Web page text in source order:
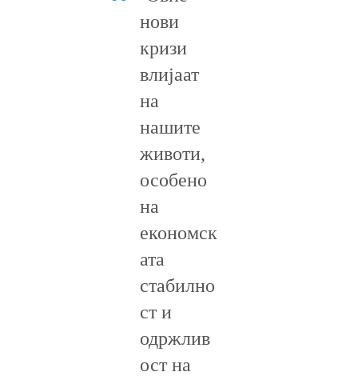
нови
кризи
влијаат
на
нашите
животи,
особено
на
економск
ата
стабилно
ст и
одржлив
ост на